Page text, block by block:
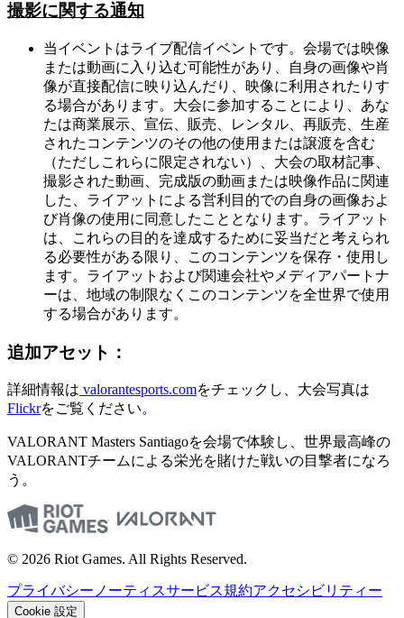
撮影に関する通知
当イベントはライブ配信イベントです。会場では映像
または動画に入り込む可能性があり、自身の画像や肖
像が直接配信に映り込んだり、映像に利用されたりす
る場合があります。大会に参加することにより、あな
たは商業展示、宣伝、販売、レンタル、再販売、生産
されたコンテンツのその他の使用または譲渡を含む
（ただしこれらに限定されない）、大会の取材記事、
撮影された動画、完成版の動画または映像作品に関連
した、ライアットによる営利目的での自身の画像およ
び肖像の使用に同意したこととなります。ライアット
は、これらの目的を達成するために妥当だと考えられ
る必要性がある限り、このコンテンツを保存・使用し
ます。ライアットおよび関連会社やメディアパートナ
ーは、地域の制限なくこのコンテンツを全世界で使用
する場合があります。
追加アセット：
詳細情報は valorantesports.comをチェックし、大会写真は
Flickrをご覧ください。
VALORANT Masters Santiagoを会場で体験し、世界最高峰の
VALORANTチームによる栄光を賭けた戦いの目撃者になろ
う。
© 2026 Riot Games. All Rights Reserved.
プライバシーノーティスサービス規約アクセシビリティー
Cookie 設定